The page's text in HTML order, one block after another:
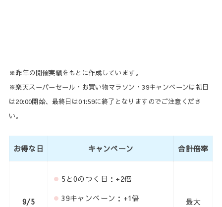
※昨年の開催実績をもとに作成しています。
※楽天スーパーセール・お買い物マラソン・39キャンペーンは初日
は20:00開始、最終日は01:59に終了となりますのでご注意くださ
い。
お得な日 キャンペーン 合計倍率
9/5
5と0のつく日：+2倍
39キャンペーン：+1倍
最大